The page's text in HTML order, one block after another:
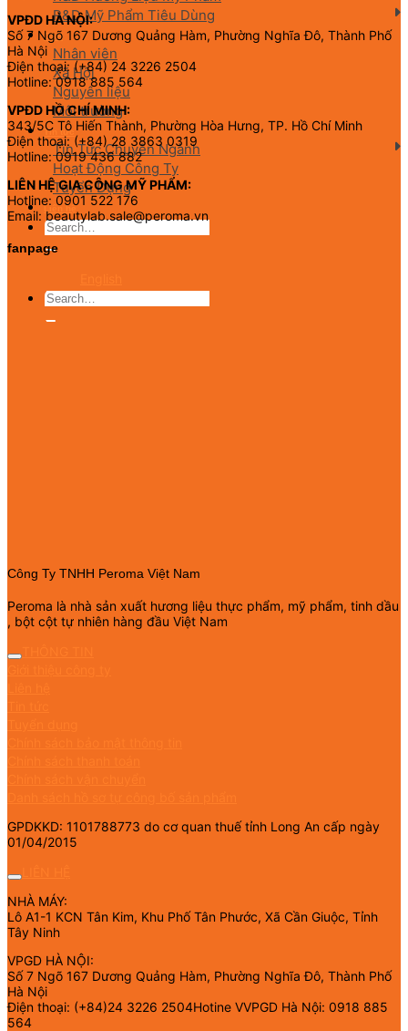
R&D Mỹ Phẩm Tiêu Dùng
CSR
Nhân viên
Xã Hội
Nguyên liệu
Môi trường
Tin tức
Tin Tức Chuyên Ngành
Hoạt Động Công Ty
Tuyển Dụng
Liên hệ
VPĐD HÀ NỘI:
Số 7 Ngõ 167 Dương Quảng Hàm, Phường Nghĩa Đô, Thành Phố
Hà Nội
Điện thoại: (+84) 24 3226 2504
Hotline: 0918 885 564
VPĐD HỒ CHÍ MINH:
343/5C Tô Hiến Thành, Phường Hòa Hưng, TP. Hồ Chí Minh
Điện thoại: (+84) 28 3863 0319
Hotline: 0919 436 882
LIÊN HỆ GIA CÔNG MỸ PHẨM:
Hotline: 0901 522 176
Email: beautylab.sale@peroma.vn
fanpage
Công Ty TNHH Peroma Việt Nam
Peroma là nhà sản xuất hương liệu thực phẩm, mỹ phẩm, tinh dầu
, bột cột tự nhiên hàng đầu Việt Nam
GPDKKD: 1101788773 do cơ quan thuế tỉnh Long An cấp ngày
01/04/2015
NHÀ MÁY:
Lô A1-1 KCN Tân Kim, Khu Phố Tân Phước, Xã Cần Giuộc, Tỉnh
Tây Ninh
VPGD HÀ NỘI:
Số 7 Ngõ 167 Dương Quảng Hàm, Phường Nghĩa Đô, Thành Phố
Hà Nội
Điện thoại: (+84)24 3226 2504Hotine VVPGD Hà Nội: 0918 885
564